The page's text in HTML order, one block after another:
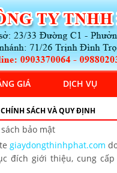
GIÁ DỊCH VỤ
CHÍNH SÁCH VÀ QUY ĐỊNH
bảo mật
giaydongthinhphat.com
đích giới thiệu, cung